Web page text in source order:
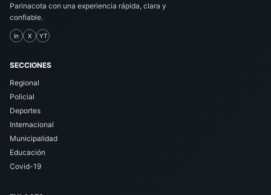
Parinacota con una experiencia rápida, clara y
confiable.
in X YT
SECCIONES
Regional
Policial
Deportes
Internacional
Municipalidad
Educación
Covid-19